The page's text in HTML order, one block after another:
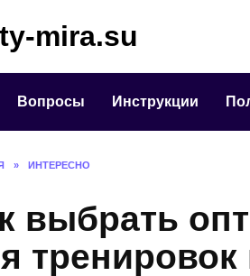
mira.su
Вопросы Инструкции
» ИНТЕРЕСНО
выбрать